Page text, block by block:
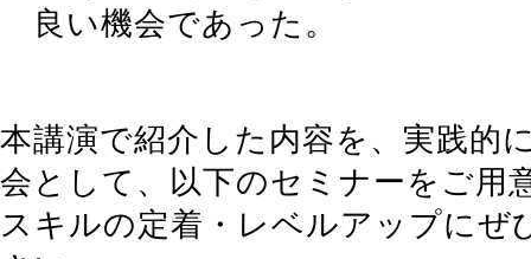
良い機会であった。
本講演で紹介した内容を、実践的
会として、以下のセミナーをご用
スキルの定着・レベルアップにぜ